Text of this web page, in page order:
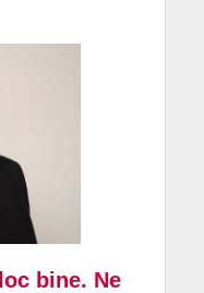
bine. Ne